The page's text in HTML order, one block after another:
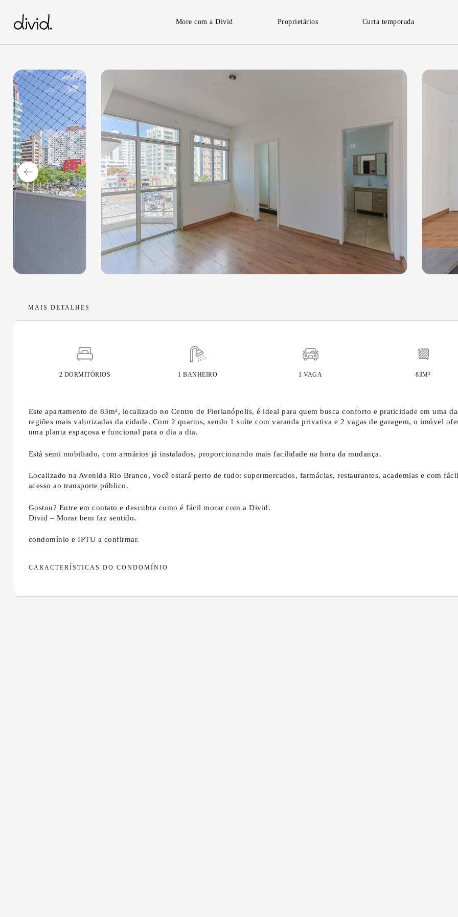
main
More com a Divid Proprietários Curta temporada
MAIS DETALHES
2 DORMITÓRIOS 1 BANHEIRO 1 VAGA 83M²
Este apartamento de 83m², localizado no Centro de Florianópolis, é ideal para quem busca conforto e praticidade em uma
regiões mais valorizadas da cidade. Com 2 quartos, sendo 1 suíte com varanda privativa e 2 vagas de garagem, o imóvel
uma planta espaçosa e funcional para o dia a dia.
Está semi mobiliado, com armários já instalados, proporcionando mais facilidade na hora da mudança.
Localizado na Avenida Rio Branco, você estará perto de tudo: supermercados, farmácias, restaurantes, academias e com
acesso ao transporte público.
Gostou? Entre em contato e descubra como é fácil morar com a Divid.
Divid – Morar bem faz sentido.
condomínio e IPTU a confirmar.
CARACTERÍSTICAS DO CONDOMÍNIO